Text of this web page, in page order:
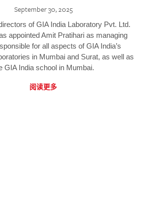
September 30, 2025
of GIA India Laboratory Pvt. Ltd.
appointed Amit Pratihari as managing
for all aspects of GIA India’s
in Mumbai and Surat, as well as
GIA India school in Mumbai.
阅读更多